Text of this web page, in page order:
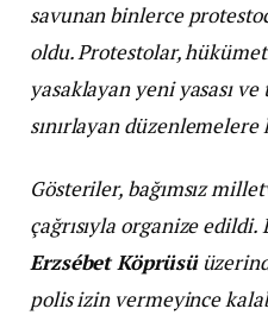
savunan binlerce
oldu. Protestolar,
yasaklayan yeni yasası ve
sınırlayan düzenlemelere
Gösteriler, bağımsız
çağrısıyla organize
Erzsébet Köprüsü
polis izin vermeyince